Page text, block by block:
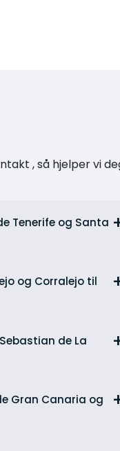
, så hjelper vi
Tenerife og Santa
og Corralejo til
de La
Gran Canaria og